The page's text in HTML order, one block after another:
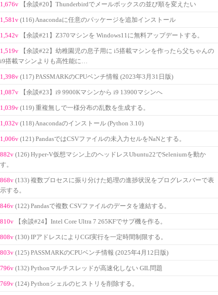
1,676v 【余談#20】Thunderbirdでメールボックスの並び順を変えたい
1,581v (116) Anacondaに任意のパッケージを追加インストール
1,542v 【余談#21】Z370マシンを Windows11に無料アップデートする。
1,519v
【余談#22】幼稚園児の息子用に i5搭載マシンを作ったら父ちゃんの
i9搭載マシンよりも高性能に…
1,398v (117) PASSMARKのCPUベンチ情報 (2023年3月31日版)
1,087v 【余談#23】i9 9900Kマシンから i9 13900マシンへ
1,039v (119) 重複無しで一様分布の乱数を生成する。
1,032v (118) Anacondaのインストール (Python 3.10)
1,006v (121) PandasではCSVファイルの未入力セルをNaNとする。
882v (126) Hyper-V仮想マシン上のヘッドレスUbuntu22でSeleniumを動か
す。
868v (133) 複数プロセスに振り分けた処理の進捗状況をプログレスバーで表
示する。
846v (122) Pandasで複数 CSVファイルのデータを連結する。
810v 【余談#24】Intel Core Ultra 7 265KFでサブ機を作る。
808v (130) IPアドレスによりCGI実行を一定時間制限する。
803v (125) PASSMARKのCPUベンチ情報 (2025年4月12日版)
796v (132) Pythonマルチスレッドが高速化しない GIL問題
769v (124) Pythonシェルのヒストリを削除する。